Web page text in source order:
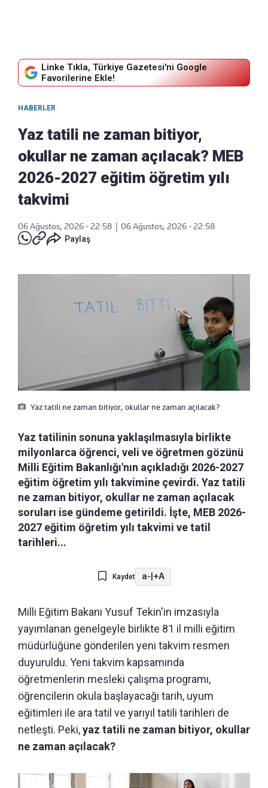
Linke Tıkla, Türkiye Gazetesi'ni Google
Favorilerine Ekle!
HABERLER
Yaz tatili ne zaman bitiyor,
okullar ne zaman açılacak? MEB
2026-2027 eğitim öğretim yılı
takvimi
06 Ağustos, 2026 - 22:58
06 Ağustos, 2026 - 22:58
Paylaş
Yaz tatili ne zaman bitiyor, okullar ne zaman açılacak?
Yaz tatilinin sonuna yaklaşılmasıyla birlikte
milyonlarca öğrenci, veli ve öğretmen gözünü
Milli Eğitim Bakanlığı'nın açıkladığı 2026-2027
eğitim öğretim yılı takvimine çevirdi. Yaz tatili
ne zaman bitiyor, okullar ne zaman açılacak
soruları ise gündeme getirildi. İşte, MEB 2026-
2027 eğitim öğretim yılı takvimi ve tatil
tarihleri...
Kaydet a- +A
Milli Eğitim Bakanı Yusuf Tekin'in imzasıyla
yayımlanan genelgeyle birlikte 81 il milli eğitim
müdürlüğüne gönderilen yeni takvim resmen
duyuruldu. Yeni takvim kapsamında
öğretmenlerin mesleki çalışma programı,
öğrencilerin okula başlayacağı tarih, uyum
eğitimleri ile ara tatil ve yarıyıl tatili tarihleri de
netleşti. Peki,yaz tatili ne zaman bitiyor, okullar
ne zaman açılacak?